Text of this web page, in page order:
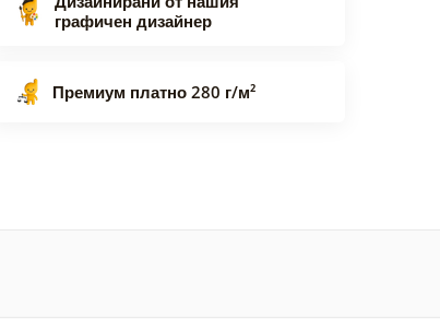
графичен дизайнер
Премиум платно 280 г/м²